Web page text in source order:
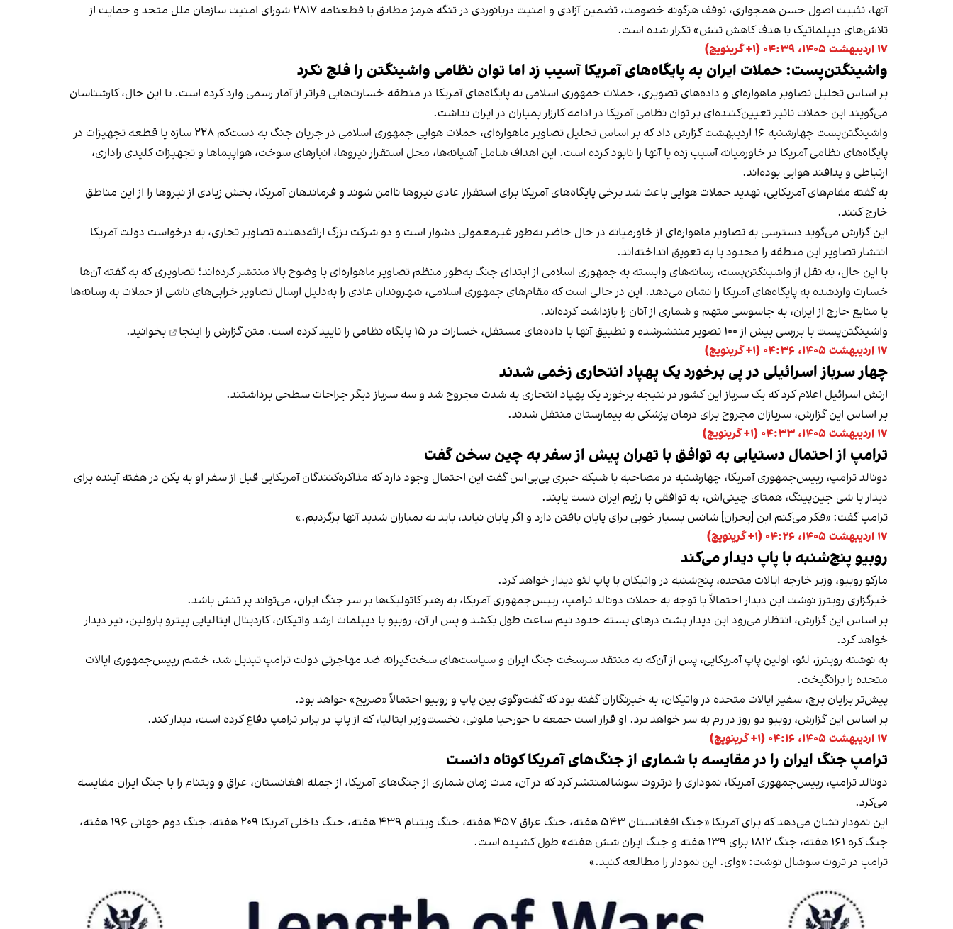
آنها، تثبیت اصول حسن همجواری، توقف هرگونه خصومت، تضمین آزادی و امنیت دریانوردی در تنگه هرمز مطابق با قطعنامه ۲۸۱۷ شورای امنیت سازمان ملل متحد و حمایت از
تلاش‌های دیپلماتیک با هدف کاهش تنش» تکرار شده است.
۱۷ اردیبهشت ۱۴۰۵، ۰۴:۳۹ (‎+۱ گرینویچ)
واشینگتن‌پست: حملات ایران به پایگاه‌های آمریکا آسیب زد اما توان نظامی واشینگتن را فلج نکرد
بر اساس تحلیل تصاویر ماهواره‌ای و داده‌های تصویری، حملات جمهوری اسلامی به پایگاه‌های آمریکا در منطقه خسارت‌هایی فراتر از آمار رسمی وارد کرده است. با این حال، کارشناسان
می‌گویند این حملات تاثیر تعیین‌کننده‌ای بر توان نظامی آمریکا در ادامه کارزار بمباران در ایران نداشت.
واشینگتن‌پست چهارشنبه ۱۶ اردیبهشت گزارش داد که بر اساس تحلیل تصاویر ماهواره‌ای، حملات هوایی جمهوری اسلامی در جریان جنگ به دست‌کم ۲۲۸ سازه یا قطعه تجهیزات در
پایگاه‌های نظامی آمریکا در خاورمیانه آسیب زده یا آنها را نابود کرده است. این اهداف شامل آشیانه‌ها، محل استقرار نیروها، انبارهای سوخت، هواپیماها و تجهیزات کلیدی راداری،
ارتباطی و پدافند هوایی بوده‌اند.
به گفته مقام‌های آمریکایی، تهدید حملات هوایی باعث شد برخی پایگاه‌های آمریکا برای استقرار عادی نیروها ناامن شوند و فرماندهان آمریکا، بخش زیادی از نیروها را از این مناطق
خارج کنند.
این گزارش می‌گوید دسترسی به تصاویر ماهواره‌ای از خاورمیانه در حال حاضر به‌طور غیرمعمولی دشوار است و دو شرکت بزرگ ارائه‌دهنده تصاویر تجاری، به درخواست دولت آمریکا
انتشار تصاویر این منطقه را محدود یا به تعویق انداخته‌اند.
با این حال، به نقل از واشینگتن‌پست، رسانه‌های وابسته به جمهوری اسلامی از ابتدای جنگ به‌طور منظم تصاویر ماهواره‌ای با وضوح بالا منتشر کرده‌اند؛ تصاویری که به گفته آن‌ها
خسارت واردشده به پایگاه‌های آمریکا را نشان می‌دهد. این در حالی است که مقام‌های جمهوری اسلامی، شهروندان عادی را به‌دلیل ارسال تصاویر خرابی‌های ناشی از حملات به رسانه‌ها
یا منابع خارج از ایران، به جاسوسی متهم و شماری از آنان را بازداشت کرده‌اند.
واشینگتن‌پست با بررسی بیش از ۱۰۰ تصویر منتشرشده و تطبیق آنها با داده‌های مستقل، خسارات در ۱۵ پایگاه نظامی را تایید کرده است. متن گزارش را
اینجا
بخوانید.
۱۷ اردیبهشت ۱۴۰۵، ۰۴:۳۶ (‎+۱ گرینویچ)
چهار سرباز اسرائیلی در پی برخورد یک پهپاد انتحاری زخمی شدند
ارتش اسرائیل اعلام کرد که یک سرباز این کشور در نتیجه برخورد یک پهپاد انتحاری به شدت مجروح شد و سه سرباز دیگر جراحات سطحی برداشتند.
بر اساس این گزارش، سربازان مجروح برای درمان پزشکی به بیمارستان منتقل شدند.
۱۷ اردیبهشت ۱۴۰۵، ۰۴:۳۳ (‎+۱ گرینویچ)
ترامپ از احتمال دستیابی به توافق با تهران پیش از سفر به چین سخن گفت
دونالد ترامپ، رییس‌جمهوری آمریکا، چهارشنبه در مصاحبه‌ با شبکه خبری پی‌بی‌اس گفت این احتمال وجود دارد که مذاکره‌کنندگان آمریکایی قبل از سفر او به پکن در هفته آینده برای
دیدار با شی جین‌پینگ، همتای چینی‌اش، به توافقی با رژیم ایران دست یابند.
ترامپ گفت: «فکر می‌کنم این [بحران] شانس بسیار خوبی برای پایان یافتن دارد و اگر پایان نیابد، باید به بمباران شدید آنها برگردیم.»
۱۷ اردیبهشت ۱۴۰۵، ۰۴:۲۶ (‎+۱ گرینویچ)
روبیو پنج‌شنبه با پاپ دیدار می‌کند
مارکو روبیو، وزیر خارجه ایالات متحده، پنج‌شنبه در واتیکان با پاپ لئو دیدار خواهد کرد.
خبرگزاری رویترز نوشت این دیدار احتمالاً با توجه به حملات دونالد ترامپ، رییس‌جمهوری آمریکا، به رهبر کاتولیک‌ها بر سر جنگ ایران، می‌تواند پر تنش باشد.
بر اساس این گزارش، انتظار می‌رود این دیدار پشت درهای بسته حدود نیم ساعت طول بکشد و پس از آن، روبیو با دیپلمات ارشد واتیکان، کاردینال ایتالیایی پیترو پارولین، نیز دیدار
خواهد کرد.
به نوشته رویترز، لئو، اولین پاپ آمریکایی، پس از آن‌که به منتقد سرسخت جنگ ایران و سیاست‌های سخت‌گیرانه ضد مهاجرتی دولت ترامپ تبدیل شد، خشم رییس‌جمهوری ایالات
متحده را برانگیخت.
پیش‌تر برایان برچ، سفیر ایالات متحده در واتیکان، به خبرنگاران گفته بود که گفت‌وگوی بین پاپ و روبیو احتمالاً «صریح» خواهد بود.
بر اساس این گزارش، روبیو دو روز در رم به سر خواهد برد. او قرار است جمعه با جورجیا ملونی، نخست‌وزیر ایتالیا، که از پاپ در برابر ترامپ دفاع کرده است، دیدار کند.
۱۷ اردیبهشت ۱۴۰۵، ۰۴:۱۶ (‎+۱ گرینویچ)
ترامپ جنگ ایران را در مقایسه با شماری از جنگ‌های آمریکا کوتاه دانست
دونالد ترامپ، رییس‌جمهوری آمریکا، نموداری را درتروت سوشالمنتشر کرد که در آن، مدت زمان شماری از جنگ‌های آمریکا، از جمله افغانستان، عراق و ویتنام را با جنگ ایران مقایسه
می‌کرد.
این نمودار نشان می‌دهد که برای آمریکا «جنگ افغانستان ۵۴۳ هفته، جنگ عراق ۴۵۷ هفته، جنگ ویتنام ۴۳۹ هفته، جنگ داخلی آمریکا ۲۰۹ هفته، جنگ دوم جهانی ۱۹۶ هفته،
جنگ کره ۱۶۱ هفته، جنگ ۱۸۱۲ برای ۱۳۹ هفته و جنگ ایران شش هفته» طول کشیده است.
ترامپ در تروت سوشال نوشت: «وای. این نمودار را مطالعه کنید.»